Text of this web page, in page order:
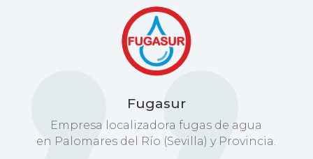
Fugasur
Empresa localizadora fugas de agua
en Palomares del Río (Sevilla) y Provincia.